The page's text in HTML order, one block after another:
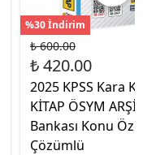
%30 İndirim
₺ 600.00
₺ 420.00
2025 KPSS Kara
KİTAP ÖSYM
Bankası Konu
Çözümlü